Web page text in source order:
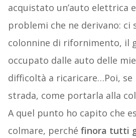
acquistato un’auto elettrica
problemi che ne derivano: ci
colonnine di rifornimento, il
occupato dalle auto delle
difficoltà a ricaricare…Poi, se
strada, come portarla alla
A quel punto ho capito che
colmare, perché finora tutti